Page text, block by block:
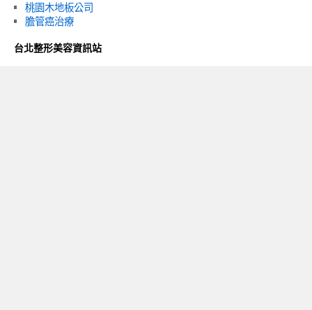
桃園木地板公司
膽管癌治療
台北整形美容資訊站